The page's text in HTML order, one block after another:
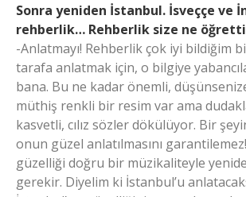
Sonra yeniden İstanbul. İsveççe ve
rehberlik… Rehberlik size ne
-Anlatmayı! Rehberlik çok iyi bildiğim
tarafa anlatmak için, o bilgiye
bana. Bu ne kadar önemli,
müthiş renkli bir resim var ama
kasvetli, cılız sözler dökülüyor. Bir
onun güzel anlatılmasını
güzelliği doğru bir müzikaliteyle
gerekir. Diyelim ki İstanbul’u